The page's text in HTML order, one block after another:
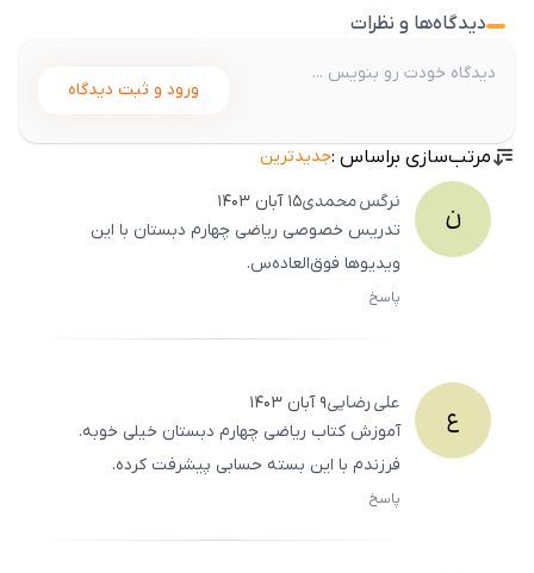
دیدگاه‌ها و نظرات
ورود و ثبت دیدگاه
مرتب‌سازی براساس :جدیدترین
ن نرگسمحمدی۱۵ آبان ۱۴۰۳
تدریس خصوصی ریاضی چهارم دبستان با این
ویدیوها فوق‌العاده‌س.
پاسخ
ع علیرضایی۹ آبان ۱۴۰۳
آموزش کتاب ریاضی چهارم دبستان خیلی خوبه.
فرزندم با این بسته حسابی پیشرفت کرده.
پاسخ